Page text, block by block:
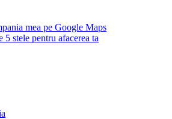
mea pe Google Maps
5 stele pentru afacerea ta